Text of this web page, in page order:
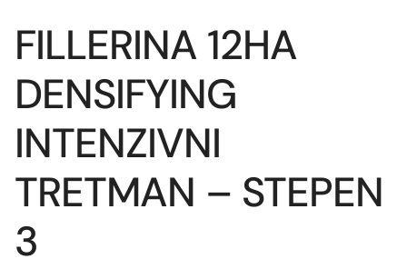
FILLERINA 12HA
DENSIFYING
INTENZIVNI
TRETMAN – STEPEN
3